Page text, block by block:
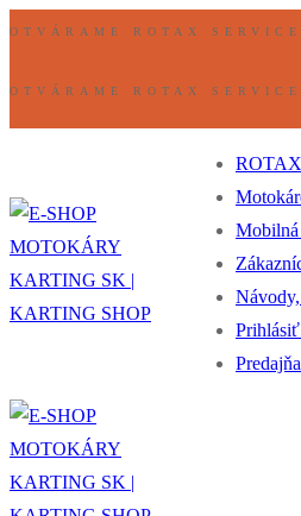
Preskočiť
obsah
Ponuka
Zavrieť
OTVÁRAME ROTAX
OTVÁRAME ROTAX
Mobilná
Prihlásiť